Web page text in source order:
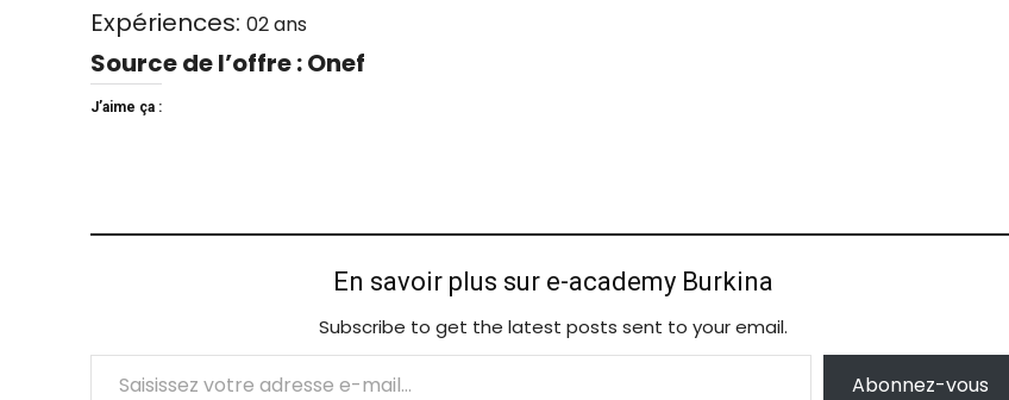
Expériences: 02 ans
Source de l’offre : Onef
J’aime ça :
En savoir plus sur e-academy Burkina
Subscribe to get the latest posts sent to your email.
Saisissez votre adresse e-mail…
Abonnez-vous